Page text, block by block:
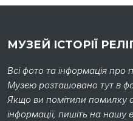
МУЗЕЙ ІСТОРІЇ
Всі фото та інформація про
Музею розташовано тут в
Якщо ви помітили помилку
інформації, пишіть на нашу